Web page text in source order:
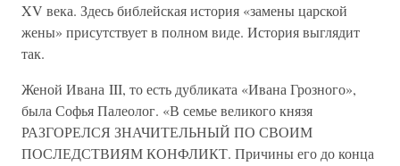
XV века. Здесь библейская история «замены царской
жены» присутствует в полном виде. История выглядит
так.
Женой Ивана III, то есть дубликата «Ивана Грозного»,
была Софья Палеолог. «В семье великого князя
РАЗГОРЕЛСЯ ЗНАЧИТЕЛЬНЫЙ ПО СВОИМ
ПОСЛЕДСТВИЯМ КОНФЛИКТ. Причины его до конца